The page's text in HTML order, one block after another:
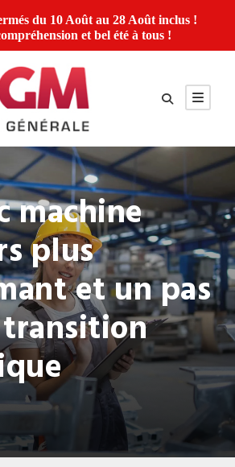
machine
plus
et un pas
du 10 Août au 28 Août inclus !
et bel été à tous !